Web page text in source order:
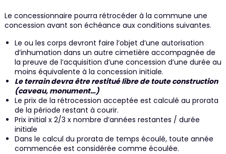
Le concessionnaire pourra rétrocéder à la commune une
concession avant son échéance aux conditions suivantes.
Le ou les corps devront faire l’objet d’une autorisation
d’inhumation dans un autre cimetière accompagnée de
la preuve de l’acquisition d’une concession d’une durée au
moins équivalente à la concession initiale.
Le terrain devra être restitué libre de toute construction
(caveau, monument…)
Le prix de la rétrocession acceptée est calculé au prorata
de la période restant à courir.
Prix initial x 2/3 x nombre d’années restantes / durée
initiale
Dans le calcul du prorata de temps écoulé, toute année
commencée est considérée comme écoulée.